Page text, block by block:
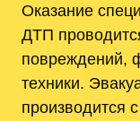
Оказание
ДТП
повреждений,
техники.
производится